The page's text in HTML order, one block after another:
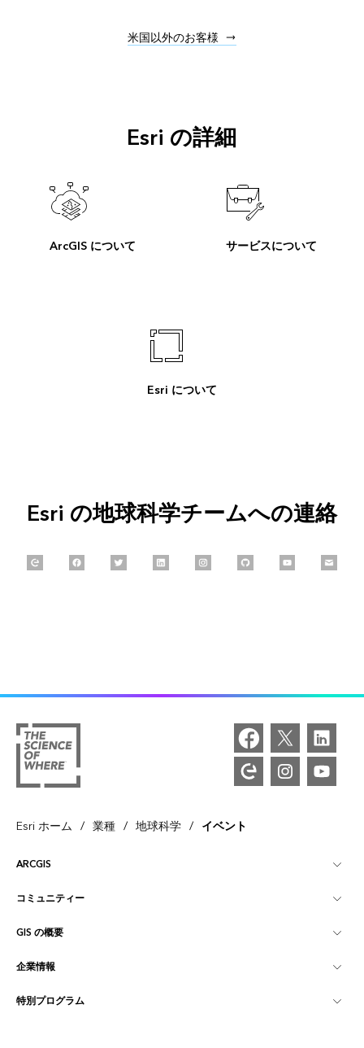
米国以外のお客様
Esri の詳細
ArcGIS について サービスについて
Esri について
Esri の地球科学チームへの連絡
Explore our Esri Community
Follow us on Facebook
Follow us on Twitter
Connect with us on LinkedIn
Follow us on Instagram
Explore our GitHub
Follow us on
Email
Esri ホーム / 業種 / 地球科学 / イベント
ARCGIS
ArcGIS の概要
マッピング
コミュニティー
Esri Community
ArcGIS ブログ
GIS の概要
GIS とは
ロケーション インテリジェンス
企業情報
Esri について
特別プログラム